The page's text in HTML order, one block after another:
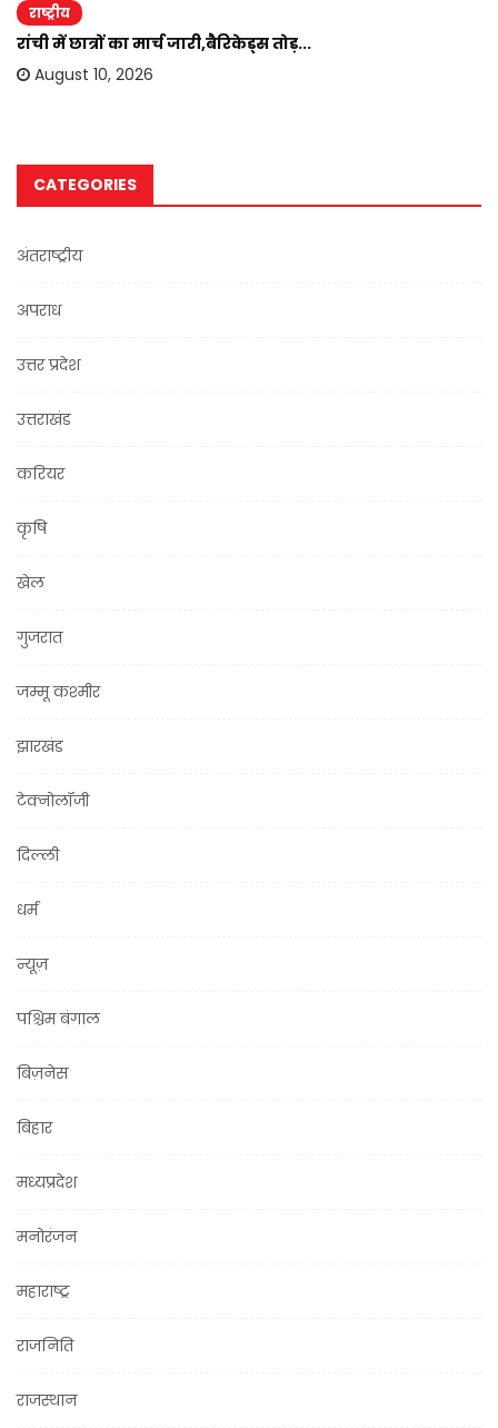
राष्ट्रीय
रांची में छात्रों का मार्च जारी,बैरिकेड्स तोड़...
August 10, 2026
CATEGORIES
अंतराष्ट्रीय
अपराध
उत्तर प्रदेश
उत्तराखंड
करियर
कृषि
खेल
गुजरात
जम्मू कश्मीर
झारखंड
टेक्नोलॉजी
दिल्ली
धर्म
न्यूज़
पश्चिम बंगाल
बिज़नेस
बिहार
मध्यप्रदेश
मनोरंजन
महाराष्ट्र
राजनिति
राजस्थान